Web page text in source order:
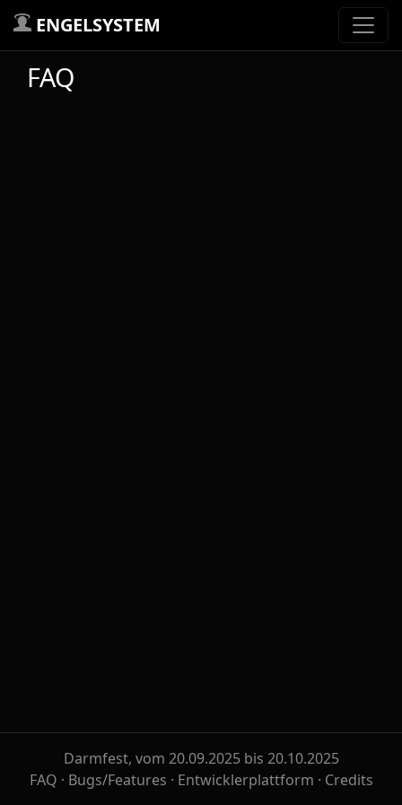
ENGELSYSTEM
FAQ
Darmfest, vom 20.09.2025 bis 20.10.2025
FAQ · Bugs/Features · Entwicklerplattform · Credits